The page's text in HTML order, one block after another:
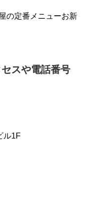
の定番メニューお新
スや電話番号
ル1F